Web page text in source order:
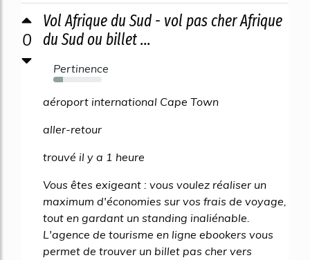
0
Vol Afrique du Sud - vol pas cher Afrique
du Sud ou billet ...
Pertinence
20%
aéroport international Cape Town
aller-retour
trouvé il y a 1 heure
Vous êtes exigeant : vous voulez réaliser un
maximum d'économies sur vos frais de voyage,
tout en gardant un standing inaliénable.
L'agence de tourisme en ligne ebookers vous
permet de trouver un billet pas cher vers